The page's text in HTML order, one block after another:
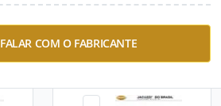
FALAR COM O FABRICANTE